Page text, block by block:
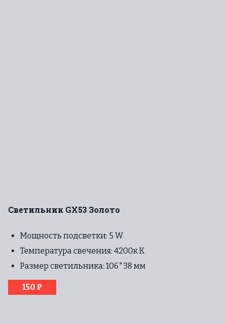
Светильник GX53 Золото
Мощность подсветки: 5 W
Температура свечения: 4200к К
Размер светильника: 106*38 мм
150 ₽